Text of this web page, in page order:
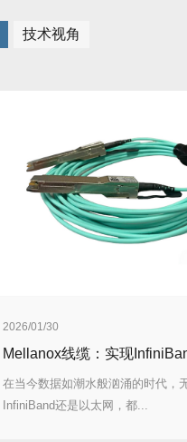
技术视角
2026/01/30
在当今数据如潮水般汹涌的时代，
InfiniBand还是以太网，都...